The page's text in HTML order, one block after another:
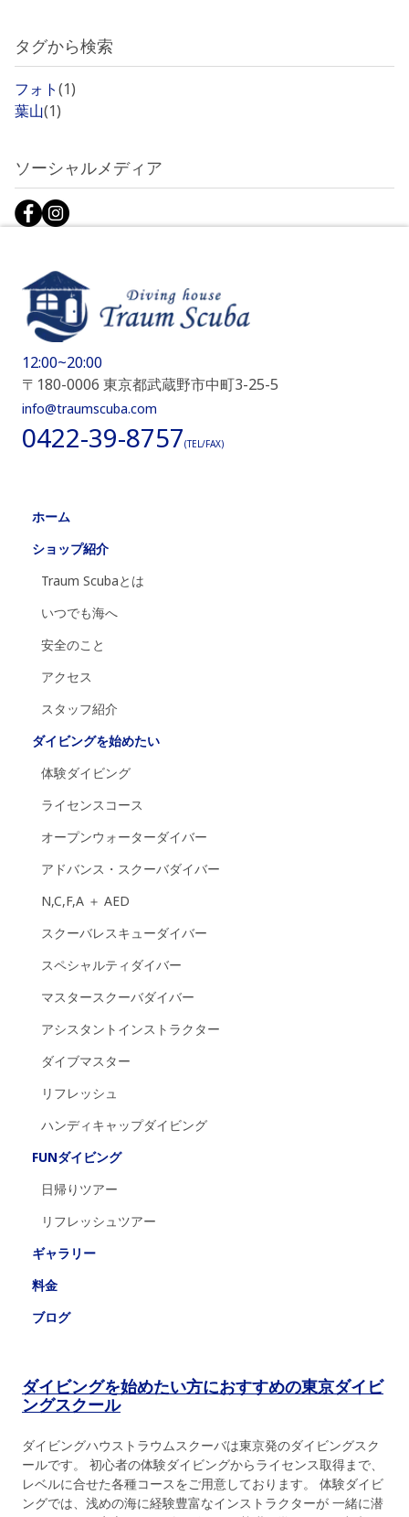
タグから検索
フォト(1)
葉山(1)
ソーシャルメディア
12:00~20:00
〒180-0006 東京都武蔵野市中町3-25-5
info@traumscuba.com
0422-39-8757(TEL/FAX)
ホーム
ショップ紹介
Traum Scubaとは
いつでも海へ
安全のこと
アクセス
スタッフ紹介
ダイビングを始めたい
体験ダイビング
ライセンスコース
オープンウォーターダイバー
アドバンス・スクーバダイバー
N,C,F,A ＋ AED
スクーバレスキューダイバー
スペシャルティダイバー
マスタースクーバダイバー
アシスタントインストラクター
ダイブマスター
リフレッシュ
ハンディキャップダイビング
FUNダイビング
日帰りツアー
リフレッシュツアー
ギャラリー
料金
ブログ
ダイビングを始めたい方におすすめの東京ダイビ
ングスクール
ダイビングハウストラウムスクーバは東京発のダイビングスク
ールです。 初心者の体験ダイビングからライセンス取得まで、
レベルに合せた各種コースをご用意しております。 体験ダイビ
ングでは、浅めの海に経験豊富なインストラクターが 一緒に潜